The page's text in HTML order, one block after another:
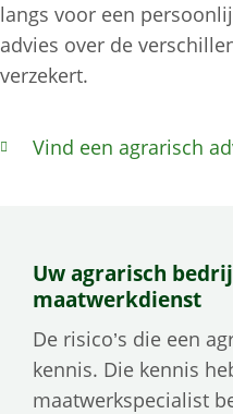
langs voor een
advies over de
verzekert.
Vind een agrarisch
Uw agrarisch
maatwerkdienst
De risico’s die een
kennis. Die kennis
maatwerkspecialist